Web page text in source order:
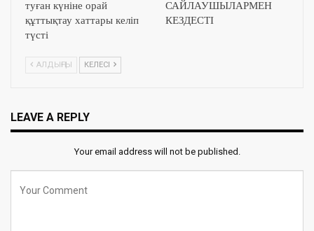
туған күніне орай
құттықтау хаттары келіп
түсті
САЙЛАУШЫЛАРМЕН
КЕЗДЕСТІ
АЛДЫҢҒЫ КЕЛЕСІ
LEAVE A REPLY
Your email address will not be published.